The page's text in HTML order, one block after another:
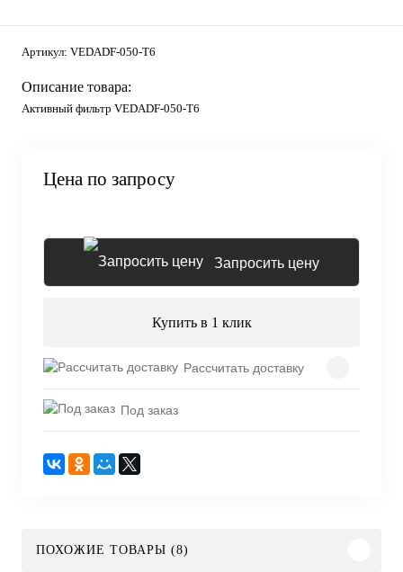
Артикул: VEDADF-050-T6
Описание товара:
Активный фильтр VEDADF-050-T6
Цена по запросу
Запросить цену
Купить в 1 клик
Рассчитать доставку
Под заказ
ПОХОЖИЕ ТОВАРЫ (8)